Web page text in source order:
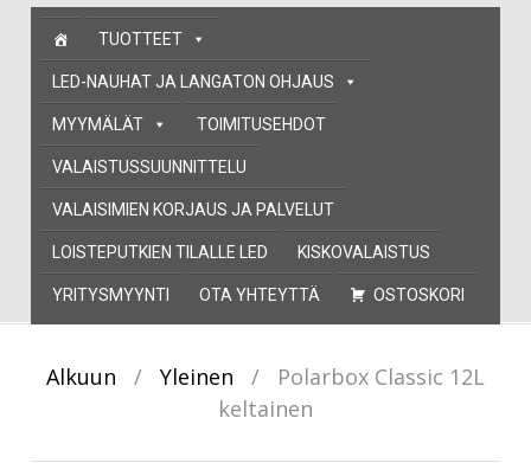
Skip
content
TUOTTEET
LED-NAUHAT JA LANGATON OHJAUS
MYYMÄLÄT TOIMITUSEHDOT
VALAISTUSSUUNNITTELU
VALAISIMIEN KORJAUS JA PALVELUT
LOISTEPUTKIEN TILALLE LED KISKOVALAISTUS
YRITYSMYYNTI OTA YHTEYTTÄ OSTOSKORI
Alkuun / Yleinen /
Polarbox Classic 12L
keltainen